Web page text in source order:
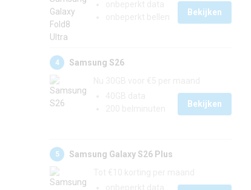
Bekijken
4
Samsung S26
Bekijken
5
Samsung Galaxy S26 Plus